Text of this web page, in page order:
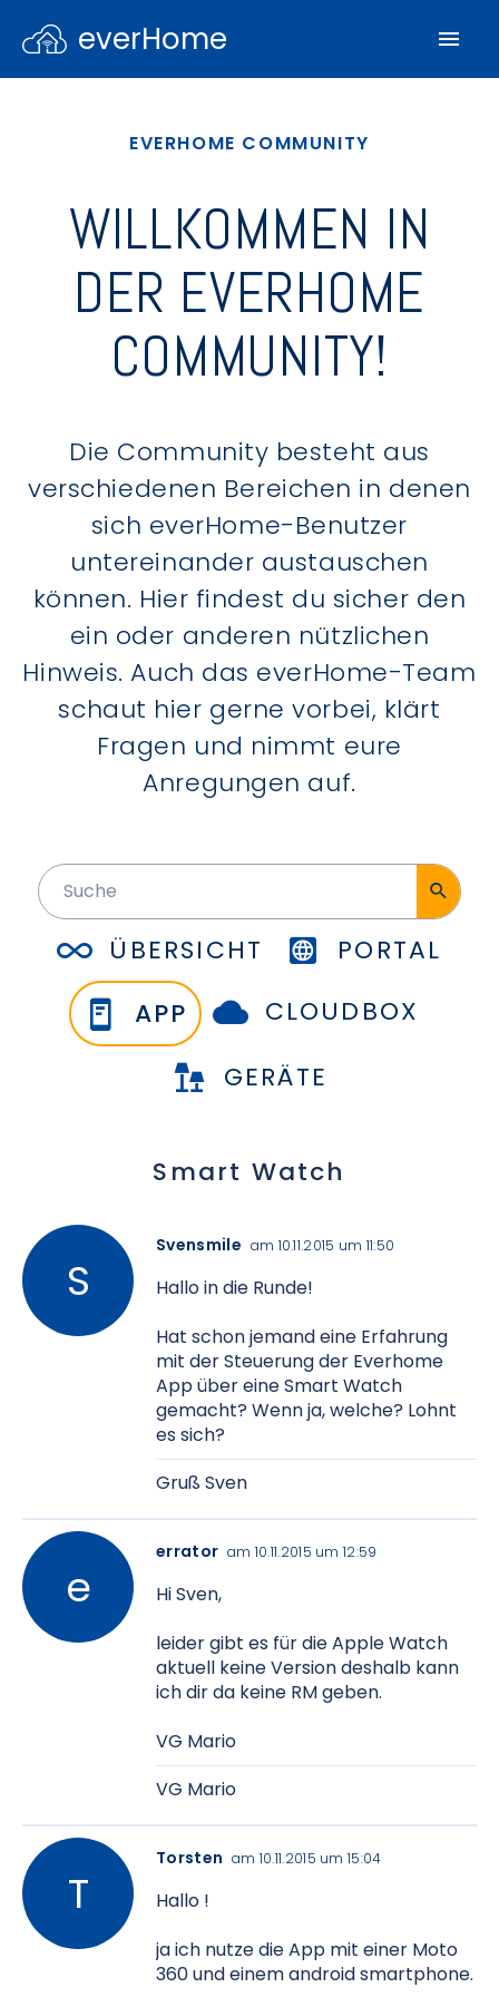
everHome
EVERHOME COMMUNITY
WILLKOMMEN IN
DER EVERHOME
COMMUNITY!
Die Community besteht aus
verschiedenen Bereichen in denen
sich everHome-Benutzer
untereinander austauschen
können. Hier findest du sicher den
ein oder anderen nützlichen
Hinweis. Auch das everHome-Team
schaut hier gerne vorbei, klärt
Fragen und nimmt eure
Anregungen auf.
ÜBERSICHT
PORTAL
APP
CLOUDBOX
GERÄTE
Smart Watch
Svensmile am 10.11.2015 um 11:50
Hallo in die Runde!
Hat schon jemand eine Erfahrung
mit der Steuerung der Everhome
App über eine Smart Watch
gemacht? Wenn ja, welche? Lohnt
es sich?
Gruß Sven
errator am 10.11.2015 um 12:59
Hi Sven,
leider gibt es für die Apple Watch
aktuell keine Version deshalb kann
ich dir da keine RM geben.
VG Mario
VG Mario
Torsten am 10.11.2015 um 15:04
Hallo !
ja ich nutze die App mit einer Moto
360 und einem android smartphone.